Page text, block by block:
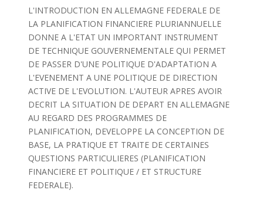
L'INTRODUCTION EN ALLEMAGNE FEDERALE DE
LA PLANIFICATION FINANCIERE PLURIANNUELLE
DONNE A L'ETAT UN IMPORTANT INSTRUMENT
DE TECHNIQUE GOUVERNEMENTALE QUI PERMET
DE PASSER D'UNE POLITIQUE D'ADAPTATION A
L'EVENEMENT A UNE POLITIQUE DE DIRECTION
ACTIVE DE L'EVOLUTION. L'AUTEUR APRES AVOIR
DECRIT LA SITUATION DE DEPART EN ALLEMAGNE
AU REGARD DES PROGRAMMES DE
PLANIFICATION, DEVELOPPE LA CONCEPTION DE
BASE, LA PRATIQUE ET TRAITE DE CERTAINES
QUESTIONS PARTICULIERES (PLANIFICATION
FINANCIERE ET POLITIQUE / ET STRUCTURE
FEDERALE).